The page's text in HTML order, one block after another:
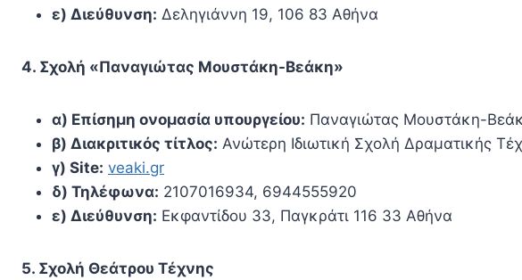
ε) Διεύθυνση: Δεληγιάννη 19, 106 83 Αθήνα
4. Σχολή «Παναγιώτας Μουστάκη-Βεάκη»
α) Επίσημη ονομασία υπουργείου: Παναγιώτας Μουστάκη-
β) Διακριτικός τίτλος: Ανώτερη Ιδιωτική Σχολή Δραματικής
γ) Site: veaki.gr
δ) Τηλέφωνα: 2107016934, 6944555920
ε) Διεύθυνση: Εκφαντίδου 33, Παγκράτι 116 33 Αθήνα
5. Σχολή Θεάτρου Τέχνης